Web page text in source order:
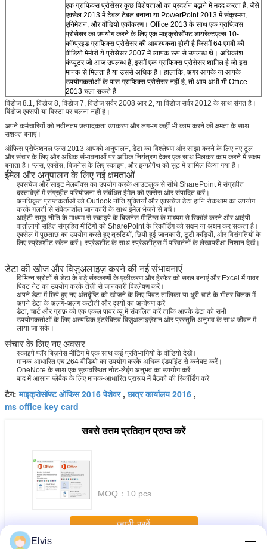
एक ग्राफिक्स प्रोसेसर कुछ विशेषताओं का प्रदर्शन बढ़ाने में मदद करता है, जैसे
एक्सेल 2013 में टेबल टेबल बनाना या PowerPoint 2013 में संक्रमण,
एनिमेशन, और वीडियो एकीकरण। Office 2013 के साथ एक ग्राफिक्स
प्रोसेसर का उपयोग करने के लिए एक माइक्रोसॉफ्ट डायरेक्टएक्स 10-
कॉम्प्रइड ग्राफिक्स प्रोसेसर की आवश्यकता होती है जिसमें 64 एमबी की
वीडियो मेमोरी ये प्रोसेसर 2007 में व्यापक रूप से उपलब्ध थे। अधिकांश
कंप्यूटर जो आज उपलब्ध हैं, इसमें एक ग्राफिक्स प्रोसेसर शामिल है जो इस
मानक से मिलता है या उससे अधिक है। हालांकि, अगर आपके या आपके
उपयोगकर्ताओं के पास ग्राफिक्स प्रोसेसर नहीं है, तो आप अभी भी Office
2013 चला सकते हैं
विंडोज 8.1, विंडोज 8, विंडोज 7, विंडोज सर्वर 2008 आर 2, या विंडोज सर्वर 2012 के साथ संगत है।
विंडोज एक्सपी या विस्टा पर चलना नहीं है।
अपने कर्मचारियों को नवीनतम उत्पादकता उपकरण और लगभग कहीं भी काम करने की क्षमता के साथ
सशक्त बनाएं।
ऑफिस प्रोफेशनल प्लस 2013 आपको अनुपालन, डेटा का विश्लेषण और साझा करने के लिए नए टूल
और संचार के लिए और अधिक संभावनाओं पर अधिक नियंत्रण देकर एक साथ मिलकर काम करने में सक्षम
बनाता है। प्लस, एक्सेस, बिजनेस के लिए स्काइप, और इन्फोपैथ को सूट में शामिल किया गया है।
ईमेल और अनुपालन के लिए नई क्षमताओं
एक्सचेंज और साइट मेलबॉक्स का उपयोग करके आउटलुक से सीधे SharePoint में संग्रहीत
दस्तावेज़ों में संग्रहीत परियोजना से संबंधित ईमेल को एक्सेस और संपादित करें।
अनधिकृत प्राप्तकर्ताओं को Outlook नीति युक्तियाँ और एक्सचेंज डेटा हानि रोकथाम का उपयोग
करके गलती से संवेदनशील जानकारी के साथ ईमेल भेजने से बचें।
आईटी समूह नीति के माध्यम से स्काइपे के बिजनेस मीटिंग्स के माध्यम से रिकॉर्ड करने और आईपी
वार्तालापों सहित संग्रहित मीटिंगों को SharePoint के रिकॉर्डिंग को सक्षम या अक्षम कर सकता है।
एक्सेल में पूछताछ का उपयोग करते हुए त्रुटियों, छिपी हुई जानकारी, टूटी कड़ियों, और विसंगतियों के
लिए स्प्रेडशीट स्कैन करें। स्प्रैडशीट के साथ स्प्रैडशीट्स में परिवर्तनों के लेखापरीक्षा निशान देखें।
डेटा की खोज और विज़ुअलाइज़ करने की नई संभावनाएं
विभिन्न स्रोतों से डेटा के बड़े संस्करणों के एकीकरण और हेरफेर को सरल बनाएं और Excel में पावर
पिवट नेट का उपयोग करके तेज़ी से जानकारी विश्लेषण करें।
अपने डेटा में छिपे हुए नए अंतर्दृष्टि को खोजने के लिए पिवट तालिका या धुरी चार्ट के भीतर क्लिक में
अपने डेटा के अलग-अलग कटौती और दृश्यों का अन्वेषण करें
डेटा, चार्ट और ग्राफ़ को एक एकल पावर व्यू में संकलित करें ताकि आपके डेटा को सभी
उपयोगकर्ताओं के लिए अत्यधिक इंटरैक्टिव विज़ुअलाइज़ेशन और प्रस्तुति अनुभव के साथ जीवन में
लाया जा सके।
संचार के लिए नए अवसर
स्काइपे फॉर बिज़नेस मीटिंग में एक साथ कई प्रतिभागियों के वीडियो देखें।
मानक-आधारित एच 264 वीडियो का उपयोग करके अधिक एंडपॉइंट से कनेक्ट करें।
OneNote के साथ एक सुव्यवस्थित नोट-लेइंग अनुभव का उपयोग करें
बाद में आसान प्लेबैक के लिए मानक-आधारित प्रारूप में बैठकों की रिकॉर्डिंग करें
टैग:माइक्रोसॉफ्ट ऑफिस 2016 पेशेवर,छात्र कार्यालय 2016 ,
ms office key card
सबसे उत्तम प्रतिदान प्राप्त करें
MOQ： 10 pcs
जारी रखें
Elvis